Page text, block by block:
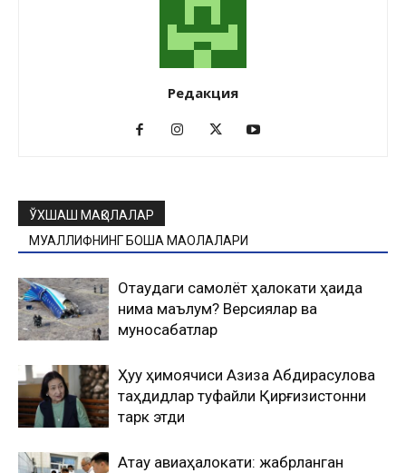
Редакция
ЎХШАШ МАҚОЛАЛАР
МУАЛЛИФНИНГ БОШҚА МАҚОЛАЛАРИ
Оқтаудаги самолёт ҳалокати ҳақида
нима маълум? Версиялар ва
муносабатлар
Ҳуқуқ ҳимоячиси Азиза Абдирасулова
таҳдидлар туфайли Қирғизистонни
тарк этди
Ақтау авиаҳалокати: жабрланган